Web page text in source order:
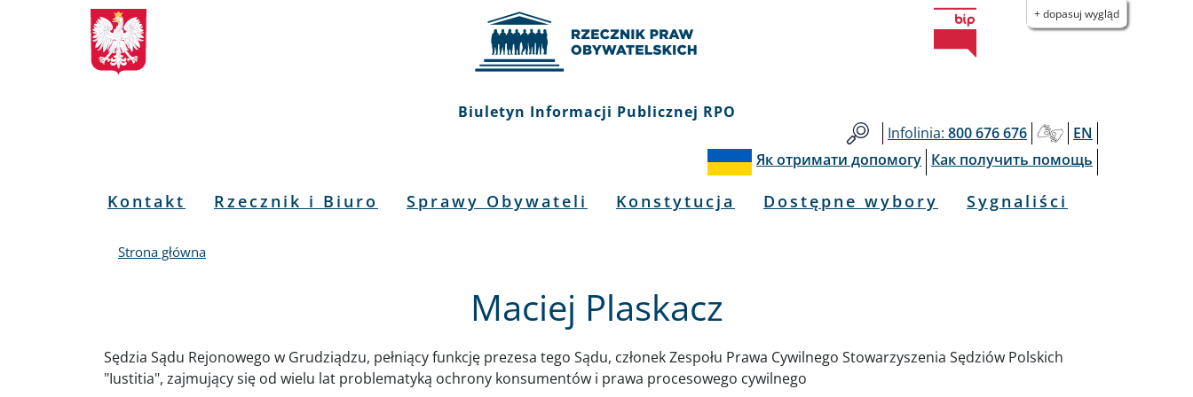
Biuletyn
Informacji
+ dopasuj wygląd
Biuletyn Informacji Publicznej RPO
Infolinia: 800 676 676
EN
Як отримати допомогу Как получить помощь
Menu
Kontakt Rzecznik i Biuro Sprawy Obywateli Konstytucja Dostępne wybory Sygnaliści
Strona główna
Maciej Plaskacz
Sędzia Sądu Rejonowego w Grudziądzu, pełniący funkcję prezesa tego Sądu, członek Zespołu Prawa Cywilnego Stowarzyszenia Sędziów Polskich
"Iustitia", zajmujący się od wielu lat problematyką ochrony konsumentów i prawa procesowego cywilnego